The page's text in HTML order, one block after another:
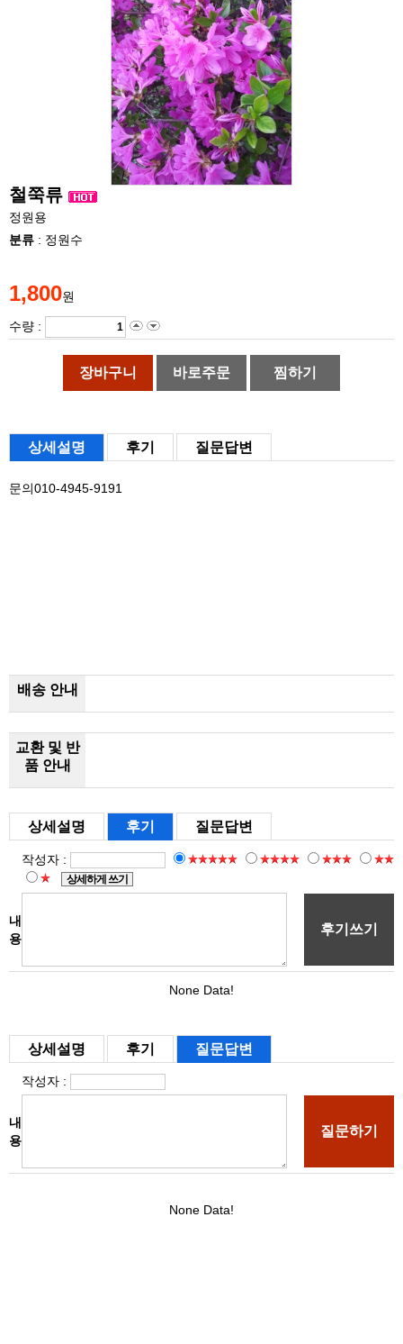
철쭉류
정원용
분류 : 정원수
1,800원
수량 :
장바구니 바로주문 찜하기
상세설명 후기 질문답변
문의010-4945-9191
배송 안내
교환 및 반
품 안내
상세설명 후기 질문답변
상세설명 후기 질문답변